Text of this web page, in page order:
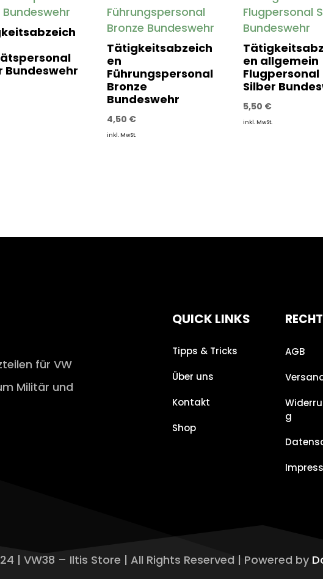
Bundeswehr
Tätigkeitsabzeich
en
Führungspersonal
Bronze
Bundeswehr
4,50 €
inkl. MwSt.
en allgemein
Flugpersonal
Silber
5,50 €
inkl. MwSt.
für VW
Militär und
QUICK LINKS
Tipps & Tricks
Über uns
Kontakt
Shop
AGB
g
| VW38 – Iltis Store | All Rights Reserved | Powered by